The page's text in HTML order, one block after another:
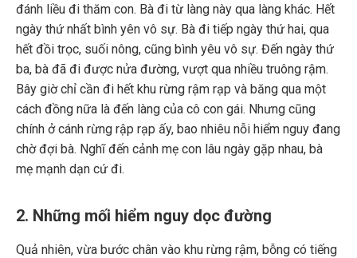
đánh liều đi thăm con. Bà đi từ làng này qua làng khác. Hết
ngày thứ nhất bình yên vô sự. Bà đi tiếp ngày thứ hai, qua
hết đồi trọc, suối nông, cũng bình yêu vô sự. Đến ngày thứ
ba, bà đã đi được nửa đường, vượt qua nhiều truông rậm.
Bây giờ chỉ cần đi hết khu rừng rậm rạp và băng qua một
cách đồng nữa là đến làng của cô con gái. Nhưng cũng
chính ở cánh rừng rập rạp ấy, bao nhiêu nỗi hiểm nguy đang
chờ đợi bà. Nghĩ đến cảnh mẹ con lâu ngày gặp nhau, bà
mẹ mạnh dạn cứ đi.
2. Những mối hiểm nguy dọc đường
Quả nhiên, vừa bước chân vào khu rừng rậm, bỗng có tiếng